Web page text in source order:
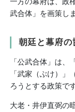
武合体」を画策し
朝廷と幕府の
「公武合体」は、
「武家（ぶけ）
ろうとする政策です
大老・井伊直弼の